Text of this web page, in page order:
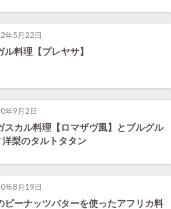
年5月22日
ル料理【プレヤサ】
年9月2日
スカル料理【ロマザヴ風】とブルグル
洋梨のタルトタタン
年8月19日
ピーナッツバターを使ったアフリカ料